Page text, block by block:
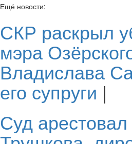
Ещё новости:
СКР раскрыл
мэра
Владислава
его супруги |
Суд